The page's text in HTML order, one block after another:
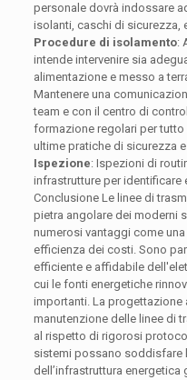
personale dovrà indossare
isolanti, caschi di sicurezza,
Procedure di isolamento:
intende intervenire sia
alimentazione e messo a
Mantenere una
team e con il centro di
formazione regolari per
ultime pratiche di sicurezza
Ispezione: Ispezioni di
infrastrutture per
Conclusione Le linee di
pietra angolare dei moderni
numerosi vantaggi come
efficienza dei costi. Sono
efficiente e affidabile
cui le fonti energetiche
importanti. La progettazione
manutenzione delle linee di
al rispetto di rigorosi
sistemi possano soddisfare
dell’infrastruttura